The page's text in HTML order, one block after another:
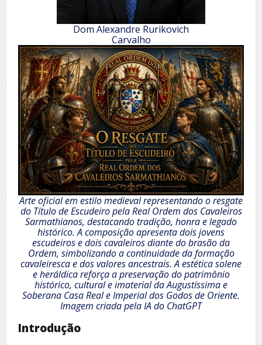
Dom Alexandre Rurikovich
Carvalho
Arte oficial em estilo medieval representando o resgate
do Título de Escudeiro pela Real Ordem dos Cavaleiros
Sarmathianos, destacando tradição, honra e legado
histórico. A composição apresenta dois jovens
escudeiros e dois cavaleiros diante do brasão da
Ordem, simbolizando a continuidade da formação
cavaleiresca e dos valores ancestrais. A estética solene
e heráldica reforça a preservação do patrimônio
histórico, cultural e imaterial da Augustíssima e
Soberana Casa Real e Imperial dos Godos de Oriente.
Imagem criada pela IA do ChatGPT
Introdução